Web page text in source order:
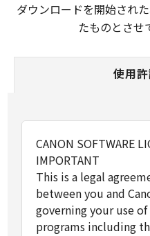
ダウンロードを開始され
たものとさせ
使用
CANON SOFTWARE
IMPORTANT
This is a legal
between you and
governing your use
programs including